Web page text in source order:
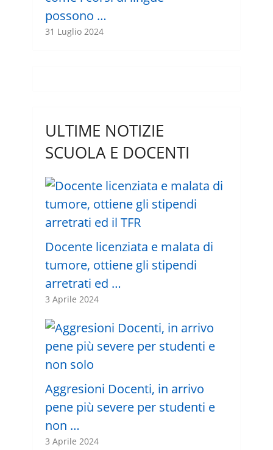
possono …
31 Luglio 2024
ULTIME NOTIZIE
SCUOLA E DOCENTI
Docente licenziata e malata di
tumore, ottiene gli stipendi
arretrati ed …
3 Aprile 2024
Aggresioni Docenti, in arrivo
pene più severe per studenti e
non …
3 Aprile 2024